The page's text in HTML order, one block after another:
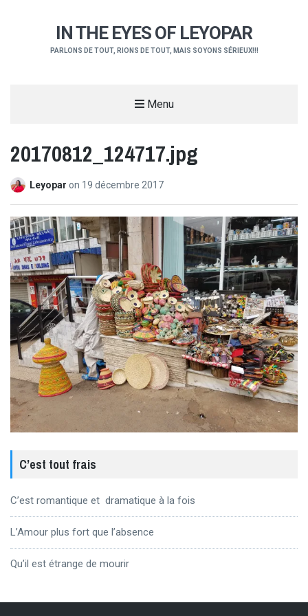
IN THE EYES OF LEYOPAR
PARLONS DE TOUT, RIONS DE TOUT, MAIS SOYONS SÉRIEUX!!!
Menu
20170812_124717.jpg
Leyopar on 19 décembre 2017
C’est tout frais
C’est romantique et dramatique à la fois
L’Amour plus fort que l’absence
Qu’il est étrange de mourir